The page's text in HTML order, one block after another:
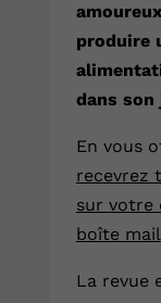
produire
dans son
En vous
recevrez
sur votre
boîte mail
La revue